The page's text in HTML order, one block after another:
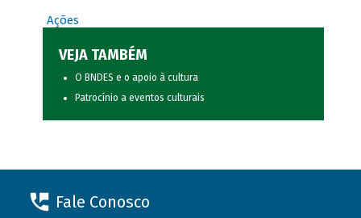
Ações
VEJA TAMBÉM
O BNDES e o apoio à cultura
Patrocínio a eventos culturais
Fale Conosco